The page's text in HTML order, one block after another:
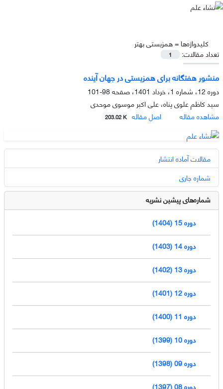
کلیدواژه‌ها =همزیستی بهتر
تعداد مقالات:
1
منشور هفتگانه برای همزیستی در جهان آینده
دوره 12، شماره 1، خرداد 1401، صفحه
98-101
سید کاظم علوی پناه، علی اکبر موسوی موحدی
مشاهده مقاله
اصل مقاله 203.02 K
مقالات آماده انتشار
شماره جاری
شماره‌های پیشین نشریه
دوره 15 (1404)
دوره 14 (1403)
دوره 13 (1402)
دوره 12 (1401)
دوره 11 (1400)
دوره 10 (1399)
دوره 09 (1398)
دوره 08 (1397)